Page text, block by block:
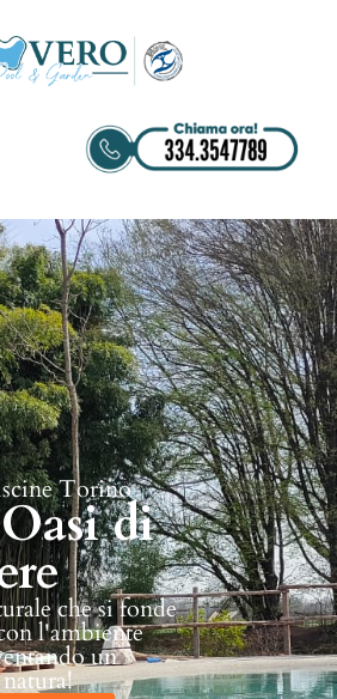
Torino
di
che si fonde
l'ambiente
un